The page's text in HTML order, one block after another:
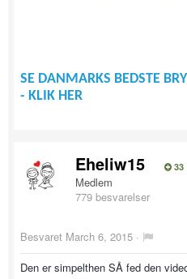
SE DANMARKS BEDSTE
- KLIK HER
Eheliw15 33
Medlem
779 besvarelser
Besvaret March 6, 2015 ·
Den er simpelthen SÅ fed den